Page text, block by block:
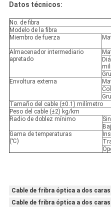
Datos técnicos:
No. de fibra
Modelo de la fibra
Miembro de fuerza
Almacenador intermediario
apretado
Envoltura externa
Tamaño del cable (±0.1) milímetro
Peso del cable (±2) kg/km
Radio de doblez mínimo
Gama de temperaturas
(℃)
Cable de fribra óptica a dos
Cable de fribra óptica a dos caras